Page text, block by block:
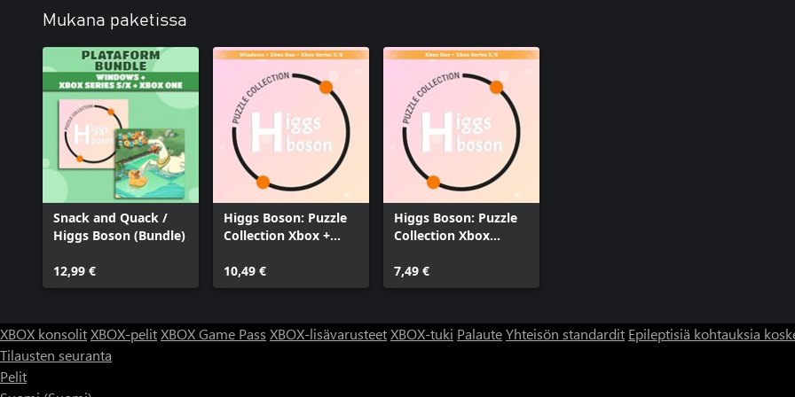
Mukana paketissa
Snack and Quack /
Higgs Boson (Bundle)
12,99 €
Higgs Boson: Puzzle
Collection Xbox +
10,49 €
Higgs Boson: Puzzle
Collection Xbox
7,49 €
XBOX konsolitXBOX-pelitXBOX Game Pass XBOX-lisävarusteetXBOX-tuki PalauteYhteisön standardit Epileptisiä kohtauksia
Tilausten seuranta
Pelit